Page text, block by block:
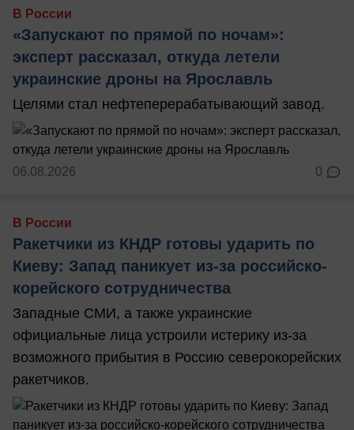
В России
«Запускают по прямой по ночам»:
эксперт рассказал, откуда летели
украинские дроны на Ярославль
Целями стал нефтеперерабатывающий завод.
06.08.2026 0
В России
Ракетчики из КНДР готовы ударить по
Киеву: Запад паникует из-за российско-
корейского сотрудничества
Западные СМИ, а также украинские
официальные лица устроили истерику из-за
возможного прибытия в Россию северокорейских
ракетчиков.